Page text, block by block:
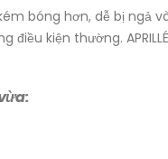
bóng hơn, dễ bị ngả
kiện thường. APRILLÉ